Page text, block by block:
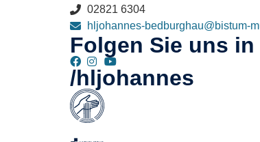
02821 6304
hljohannes-bedburghau@bistum-
Folgen Sie uns
/hljohannes